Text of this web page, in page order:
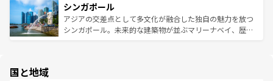
参照してほしい。
激する。気候は一年中温暖で、どの季節にも異なる楽しみ
が待っている。親しみやすいタイの人々、仏教を中心とし
た文化、そして多様な観光資源が、訪れる旅人を魅了し続
み、どこを訪れても感動するはず。観光スポットが密集し
ており、効率よく見どころを回れるのも魅力。息をのむよ
うな絶景から文化的な体験まで、香港を存分に楽しみ尽く
シンガポール
アジアの交差点として多文化が融合した独自の魅力を放つ
シンガポール。未来的な建築物が並ぶマリーナベイ、歴史
国と地域